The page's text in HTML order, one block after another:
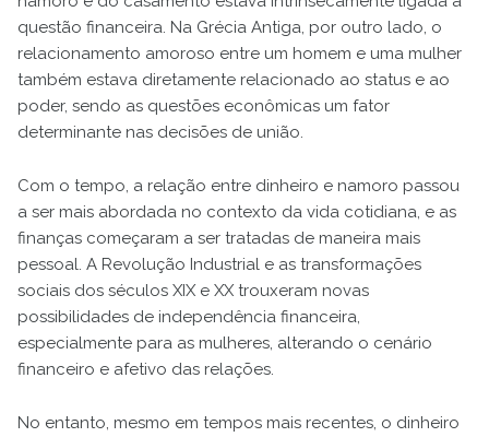
questão financeira. Na Grécia Antiga, por outro lado, o
relacionamento amoroso entre um homem e uma mulher
também estava diretamente relacionado ao status e ao
poder, sendo as questões econômicas um fator
determinante nas decisões de união.
Com o tempo, a relação entre dinheiro e namoro passou
a ser mais abordada no contexto da vida cotidiana, e as
finanças começaram a ser tratadas de maneira mais
pessoal. A Revolução Industrial e as transformações
sociais dos séculos XIX e XX trouxeram novas
possibilidades de independência financeira,
especialmente para as mulheres, alterando o cenário
financeiro e afetivo das relações.
No entanto, mesmo em tempos mais recentes, o dinheiro